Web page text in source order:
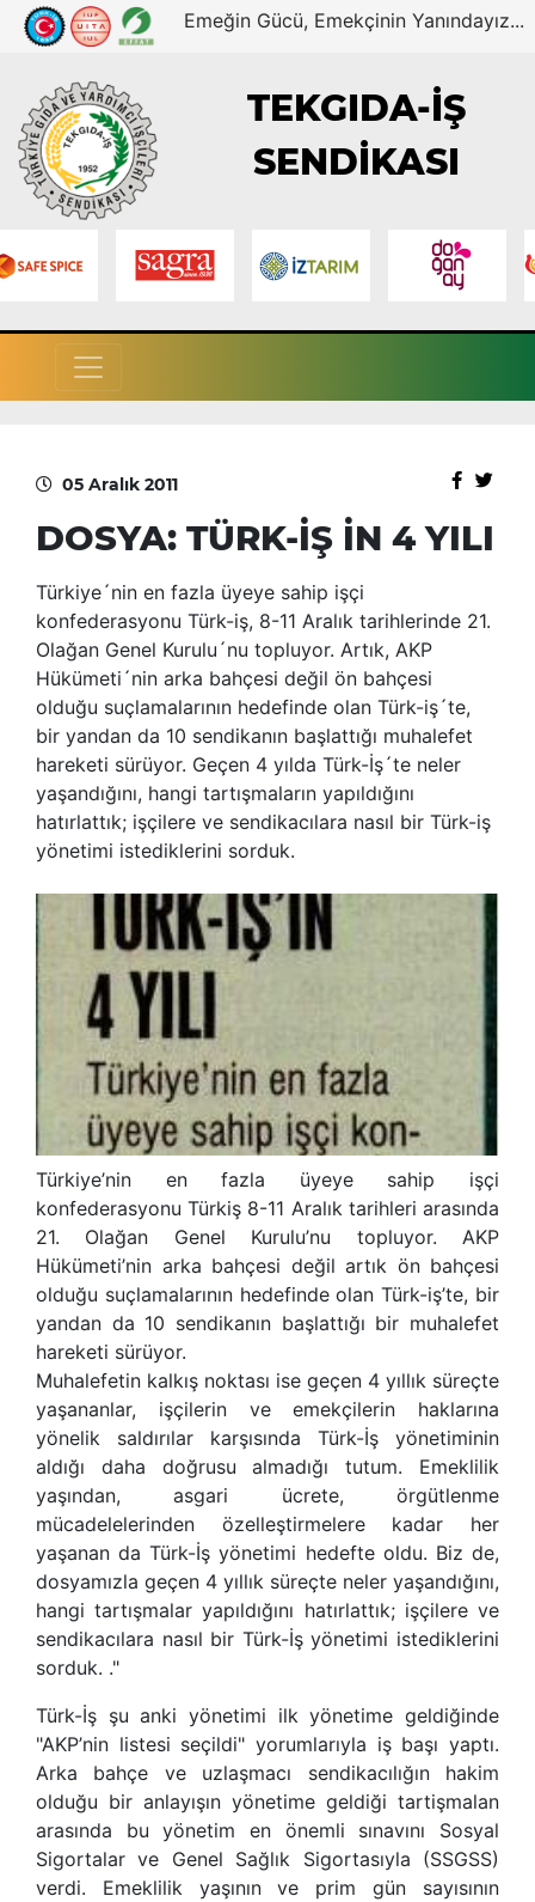
Emeğin Gücü, Emekçinin Yanındayız...
TEKGIDA-İŞ
SENDİKASI
05 Aralık 2011
DOSYA: TÜRK-İŞ İN 4 YILI
Türkiye´nin en fazla üyeye sahip işçi
konfederasyonu Türk-iş, 8-11 Aralık tarihlerinde 21.
Olağan Genel Kurulu´nu topluyor. Artık, AKP
Hükümeti´nin arka bahçesi değil ön bahçesi
olduğu suçlamalarının hedefinde olan Türk-iş´te,
bir yandan da 10 sendikanın başlattığı muhalefet
hareketi sürüyor. Geçen 4 yılda Türk-İş´te neler
yaşandığını, hangi tartışmaların yapıldığını
hatırlattık; işçilere ve sendikacılara nasıl bir Türk-iş
yönetimi istediklerini sorduk.
Türkiye’nin en fazla üyeye sahip işçi
konfederasyonu Türkiş 8-11 Aralık tarihleri arasında
21. Olağan Genel Kurulu’nu topluyor. AKP
Hükümeti’nin arka bahçesi değil artık ön bahçesi
olduğu suçlamalarının hedefinde olan Türk-iş’te, bir
yandan da 10 sendikanın başlattığı bir muhalefet
hareketi sürüyor.
Muhalefetin kalkış noktası ise geçen 4 yıllık süreçte
yaşananlar, işçilerin ve emekçilerin haklarına
yönelik saldırılar karşısında Türk-İş yönetiminin
aldığı daha doğrusu almadığı tutum. Emeklilik
yaşından, asgari ücrete, örgütlenme
mücadelelerinden özelleştirmelere kadar her
yaşanan da Türk-İş yönetimi hedefte oldu. Biz de,
dosyamızla geçen 4 yıllık süreçte neler yaşandığını,
hangi tartışmalar yapıldığını hatırlattık; işçilere ve
sendikacılara nasıl bir Türk-İş yönetimi istediklerini
sorduk. ."
Türk-İş şu anki yönetimi ilk yönetime geldiğinde
"AKP’nin listesi seçildi" yorumlarıyla iş başı yaptı.
Arka bahçe ve uzlaşmacı sendikacılığın hakim
olduğu bir anlayışın yönetime geldiği tartişmalan
arasında bu yönetim en önemli sınavını Sosyal
Sigortalar ve Genel Sağlık Sigortasıyla (SSGSS)
verdi. Emeklilik yaşının ve prim gün sayısının